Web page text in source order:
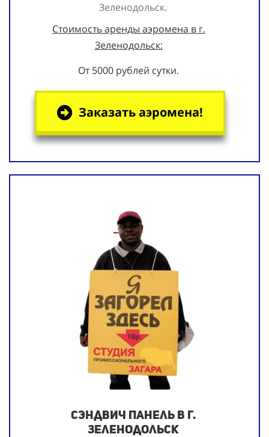
Зеленодольск.
Стоимость аренды аэромена в г.
Зеленодольск:
От 5000 рублей сутки.
Заказать аэромена!
Сэндвич панель в г.
Зеленодольск